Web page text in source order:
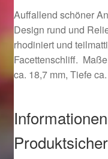
Ostergeschenke
Ostergeschenke
Ostergeschenke
Ostergeschenke
Ostergeschenke
Auffallend schöner
Design rund und
rhodiniert und
Facettenschliff.
ca. 18,7 mm, Tiefe